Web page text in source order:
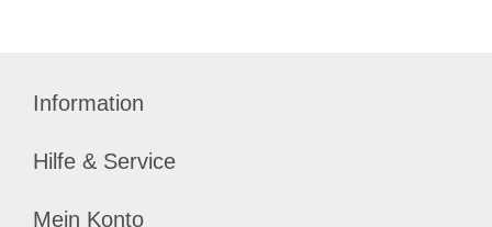
Information
Hilfe & Service
Mein Konto